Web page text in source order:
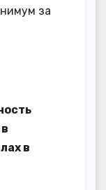
за
в